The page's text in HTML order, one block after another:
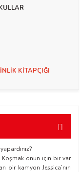
KİTAPÇIĞI
Koşmak onun için bir var
kamyon Jessica’nın